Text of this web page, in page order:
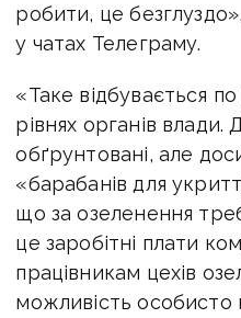
робити, це
у чатах Телеграму.
«Таке відбувається по
рівнях органів
обґрунтовані, але
«барабанів для
що за озеленення
це заробітні плати
працівникам цехів
можливість особисто